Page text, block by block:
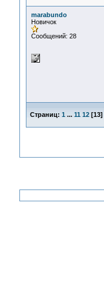
marabundo
Новичок
Сообщений: 28
Страниц: 1 ... 11 12[13]